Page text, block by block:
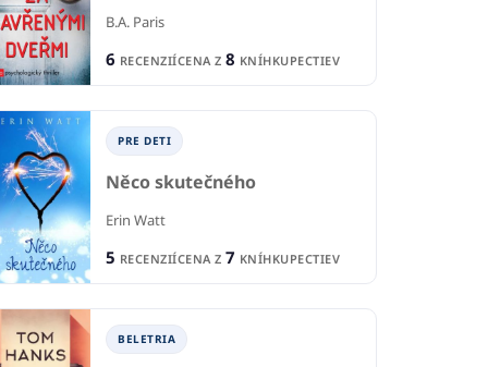
Strážkyňa príbehov
B.A. Paris
6 RECENZIÍCENA Z 8 KNÍHKUPECTIEV
PRE DETI
Něco skutečného
Erin Watt
5 RECENZIÍCENA Z 7 KNÍHKUPECTIEV
BELETRIA